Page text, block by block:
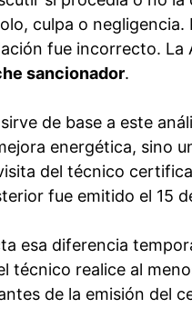
culpa o
fue incorrecto. La
sancionador.
de base a este
energética, sino
del técnico
fue emitido el 15
esa diferencia
técnico realice al
de la emisión del